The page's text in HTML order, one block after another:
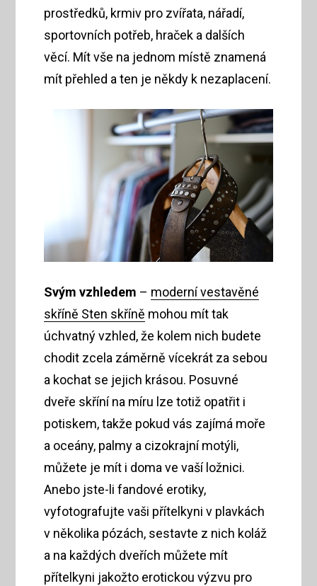
prostředků, krmiv pro zvířata, nářadí,
sportovních potřeb, hraček a dalších
věcí. Mít vše na jednom místě znamená
mít přehled a ten je někdy k nezaplacení.
Svým vzhledem – moderní vestavěné
skříně Sten skříně mohou mít tak
úchvatný vzhled, že kolem nich budete
chodit zcela záměrně vícekrát za sebou
a kochat se jejich krásou. Posuvné
dveře skříní na míru lze totiž opatřit i
potiskem, takže pokud vás zajímá moře
a oceány, palmy a cizokrajní motýli,
můžete je mít i doma ve vaší ložnici.
Anebo jste-li fandové erotiky,
vyfotografujte vaši přítelkyni v plavkách
v několika pózách, sestavte z nich koláž
a na každých dveřích můžete mít
přítelkyni jakožto erotickou výzvu pro